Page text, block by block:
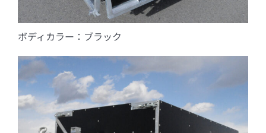
ボディカラー：ブラック